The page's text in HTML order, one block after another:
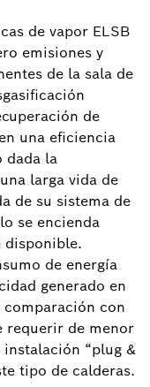
de vapor ELSB
emisiones y
de la sala de
de
una eficiencia
dada la
larga vida de
de su sistema de
se encienda
disponible.
de energía
generado en
con
requerir de menor
“plug &
tipo de calderas.